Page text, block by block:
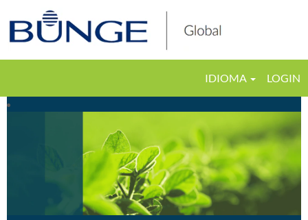
IDIOMA LOGIN
Comunicações